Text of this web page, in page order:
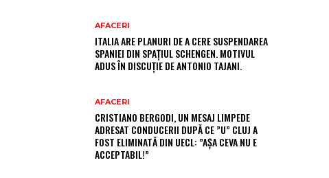
AFACERI
ITALIA ARE PLANURI DE A CERE SUSPENDAREA
SPANIEI DIN SPAȚIUL SCHENGEN. MOTIVUL
ADUS ÎN DISCUȚIE DE ANTONIO TAJANI.
AFACERI
CRISTIANO BERGODI, UN MESAJ LIMPEDE
ADRESAT CONDUCERII DUPĂ CE ”U” CLUJ A
FOST ELIMINATĂ DIN UECL: ”AȘA CEVA NU E
ACCEPTABIL!”